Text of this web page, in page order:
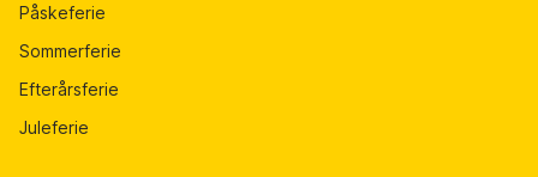
Påskeferie
Sommerferie
Efterårsferie
Juleferie